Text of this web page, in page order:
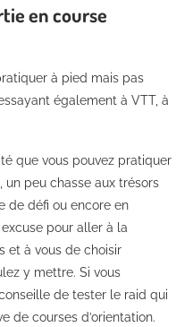
en course
à pied mais pas
également à VTT, à
que vous pouvez pratiquer
peu chasse aux trésors
de défi ou encore en
pour aller à la
et à vous de choisir
y mettre. Si vous
de tester le raid qui
de courses d’orientation.